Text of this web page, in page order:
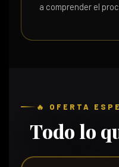
a comprender el
🔥 OFERTA
Todo lo